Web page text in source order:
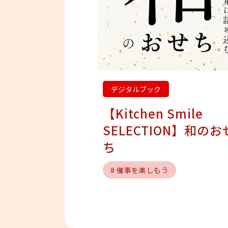
デジタルブック
【Kitchen Smile
SELECTION】和のお
ち
# 催事を楽しもう